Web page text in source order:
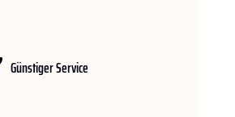
Günstiger Service